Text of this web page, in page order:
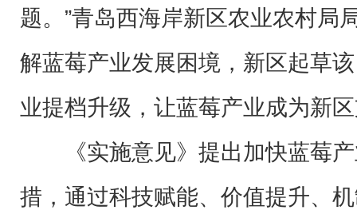
题。”青岛西海岸新区农业农村局
解蓝莓产业发展困境，新区起草
业提档升级，让蓝莓产业成为新
《实施意见》提出加快蓝莓
措，通过科技赋能、价值提升、